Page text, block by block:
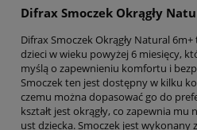
Difrax Smoczek Okrągły
Difrax Smoczek Okrągły Natural
dzieci w wieku powyżej 6 miesięcy,
myślą o zapewnieniu komfortu i
Smoczek ten jest dostępny w kilku
czemu można dopasować go do
kształt jest okrągły, co zapewnia
ust dziecka. Smoczek jest wykonany